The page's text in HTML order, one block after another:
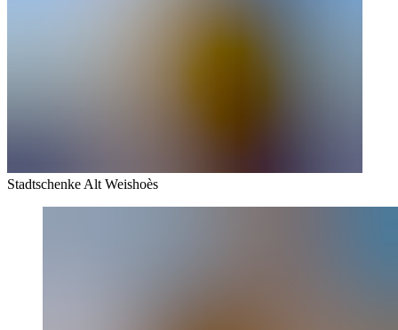
Stadtschenke Alt Weishoès